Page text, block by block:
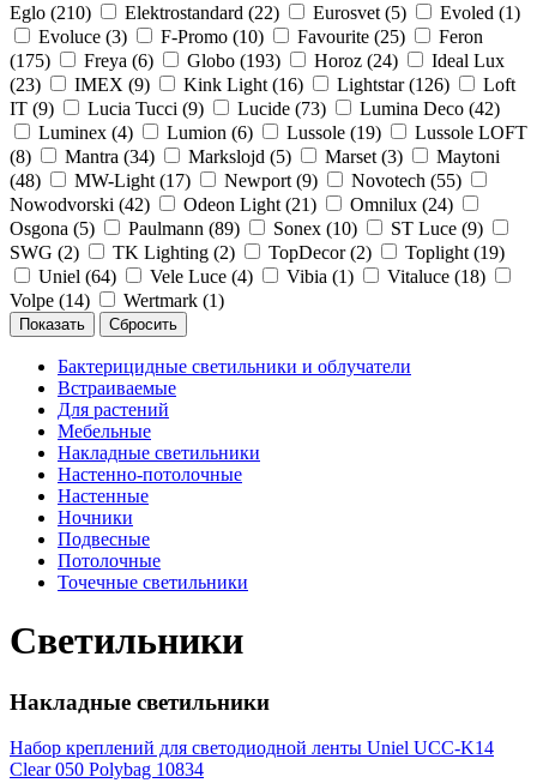
Eglo (210) Elektrostandard (22) Eurosvet (5) Evoled (1)
Evoluce (3) F-Promo (10) Favourite (25)
Feron
(175) Freya (6) Globo (193) Horoz (24)
Ideal Lux
(23) IMEX (9) Kink Light (16) Lightstar (126)
Loft
IT (9) Lucia Tucci (9) Lucide (73) Lumina Deco (42)
Luminex (4) Lumion (6) Lussole (19)
Lussole LOFT
(8) Mantra (34) Markslojd (5) Marset (3)
Maytoni
(48) MW-Light (17) Newport (9) Novotech (55)
Nowodvorski (42) Odeon Light (21) Omnilux (24)
Osgona (5) Paulmann (89) Sonex (10) ST Luce (9)
SWG (2) TK Lighting (2) TopDecor (2) Toplight (19)
Uniel (64) Vele Luce (4) Vibia (1) Vitaluce (18)
Volpe (14) Wertmark (1)
Бактерицидные светильники и облучатели
Встраиваемые
Для растений
Мебельные
Накладные светильники
Настенно-потолочные
Настенные
Ночники
Подвесные
Потолочные
Точечные светильники
Светильники
Накладные светильники
Набор креплений для светодиодной ленты Uniel UCC-K14
Clear 050 Polybag 10834